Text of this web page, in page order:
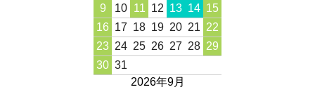
9
10 11 12 13 14 15
16 17 18 19 20 21 22
23 24 25 26 27 28 29
30 31
2026年9月